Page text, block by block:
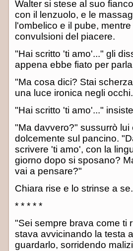
Walter si stese al suo
con il lenzuolo, e le
l'ombelico e il pube,
convulsioni del piacere.
"Hai scritto 'ti amo'..." gli
appena ebbe fiato per
"Ma cosa dici? Stai
una luce ironica negli occhi.
"Hai scritto 'ti amo'..."
"Ma davvero?" sussurrò
dolcemente sul pancino.
scrivere 'ti amo', con la
giorno dopo si sposano?
vai a pensare?"
Chiara rise e lo strinse a
* * * * *
"Sei sempre brava come ti
stava avvicinando la testa
guardarlo, sorridendo